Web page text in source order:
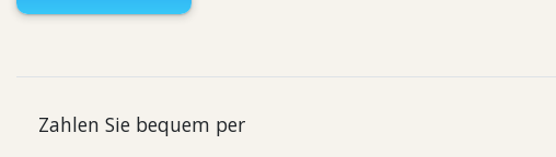
Zahlen Sie bequem per